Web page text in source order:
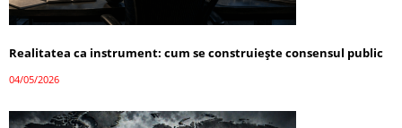
Realitatea ca instrument: cum se construiește consensul public
04/05/2026